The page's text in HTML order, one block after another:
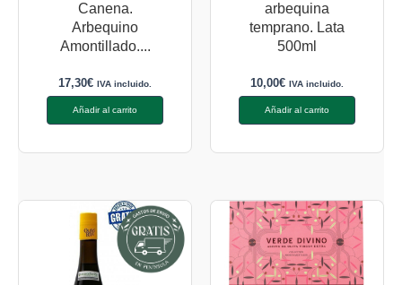
Canena.
Arbequino
Amontillado....
17,30€ IVA incluido.
Añadir al carrito
arbequina
temprano. Lata
500ml
10,00€ IVA incluido.
Añadir al carrito